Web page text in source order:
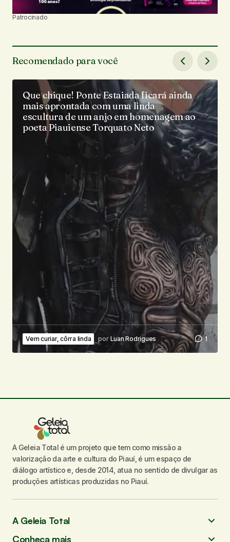
Patrocinado
Recomendado para você
Que chique! Ponte Estaiada ficará ainda
mais aprontada com uma linda
escultura de um anjo em homenagem ao
poeta Piauiense Torquato Neto
Vem curiar, côrra linda por Luan Rodrigues 1
A Geleia Total é um projeto que tem como missão a
valorização da arte e cultura do Piauí, é um espaço de
diálogo artístico e, desde 2014, atua no sentido de divulgar as
produções artísticas produzidas no Piauí.
A Geleia Total
Conheça mais